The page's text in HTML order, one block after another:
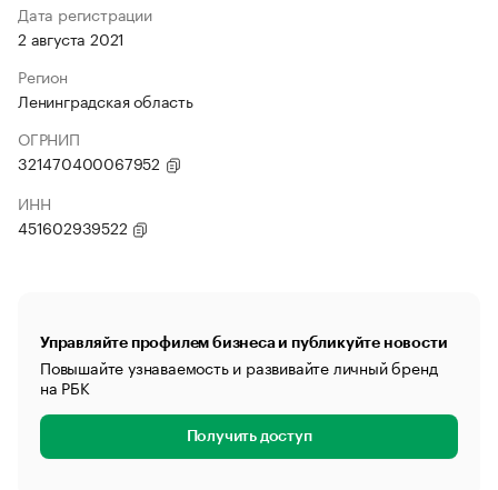
Дата регистрации
2 августа 2021
Регион
Ленинградская область
ОГРНИП
321470400067952
ИНН
451602939522
Управляйте профилем бизнеса и публикуйте новости
Повышайте узнаваемость и развивайте личный бренд
на РБК
Получить доступ